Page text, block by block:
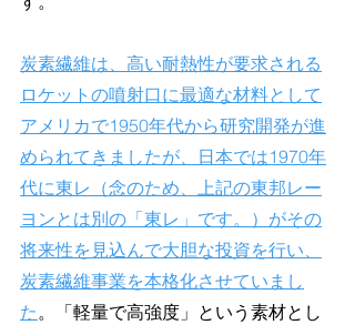
炭素繊維は、高い耐熱性が要求される
ロケットの噴射口に最適な材料として
アメリカで1950年代から研究開発が進
められてきましたが、日本では1970年
代に東レ（念のため、上記の東邦レー
ヨンとは別の「東レ」です。）がその
将来性を見込んで大胆な投資を行い、
炭素繊維事業を本格化させていまし
た。「軽量で高強度」という素材とし